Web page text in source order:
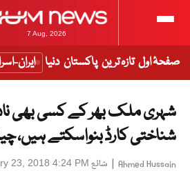
7 Aug, 2026
صفحۂ اول تازہ ترین پاکستان دنیا ایران-
شہری ملک بھر کے کسی بھی
شناختی کارڈ بنواسکتے ہیں،
Ahmed Hussain
| شائع 23, 2018 4:24 PM